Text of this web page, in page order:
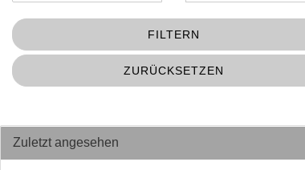
FILTERN
ZURÜCKSETZEN
Zuletzt angesehen